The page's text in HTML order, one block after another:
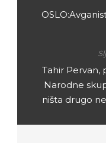
Tahir Pervan,
Narodne
ništa drugo